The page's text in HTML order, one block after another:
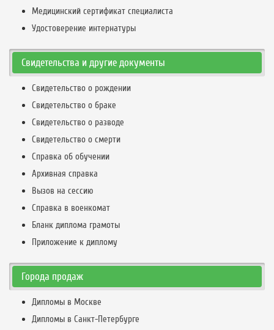
Медицинский сертификат специалиста
Удостоверение интернатуры
Свидетельства и другие документы
Свидетельство о рождении
Свидетельство о браке
Свидетельство о разводе
Свидетельство о смерти
Справка об обучении
Архивная справка
Вызов на сессию
Справка в военкомат
Бланк диплома грамоты
Приложение к диплому
Города продаж
Дипломы в Москве
Дипломы в Санкт-Петербурге